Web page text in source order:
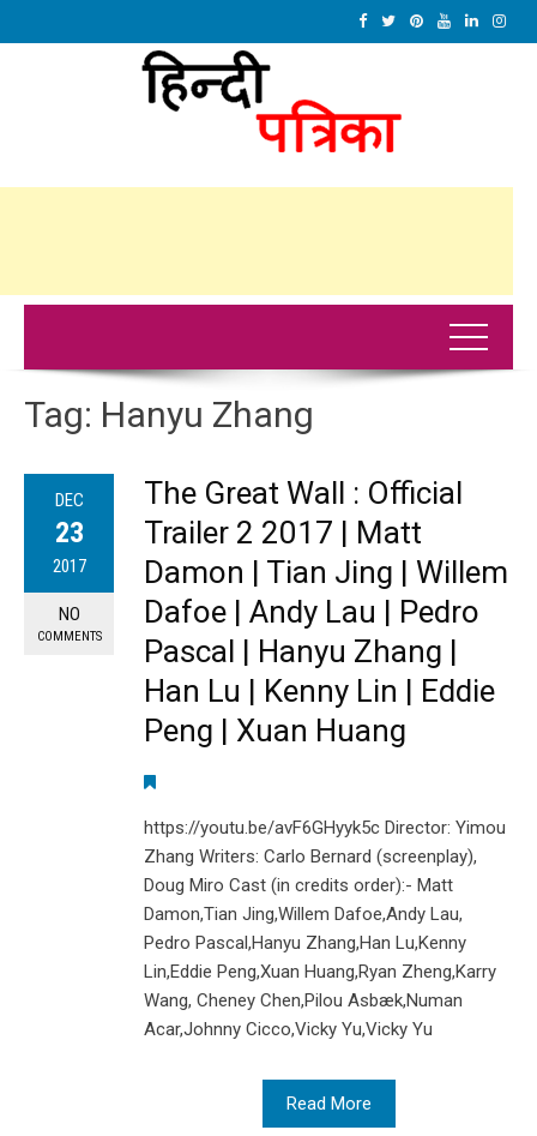
Tag: Hanyu Zhang
DEC
23
2017
NO
COMMENTS
The Great Wall : Official
Trailer 2 2017 | Matt
Damon | Tian Jing | Willem
Dafoe | Andy Lau | Pedro
Pascal | Hanyu Zhang |
Han Lu | Kenny Lin | Eddie
Peng | Xuan Huang
https://youtu.be/avF6GHyyk5c Director: Yimou
Zhang Writers: Carlo Bernard (screenplay),
Doug Miro Cast (in credits order):- Matt
Damon,Tian Jing,Willem Dafoe,Andy Lau,
Pedro Pascal,Hanyu Zhang,Han Lu,Kenny
Lin,Eddie Peng,Xuan Huang,Ryan Zheng,Karry
Wang, Cheney Chen,Pilou Asbæk,Numan
Acar,Johnny Cicco,Vicky Yu,Vicky Yu
Read More